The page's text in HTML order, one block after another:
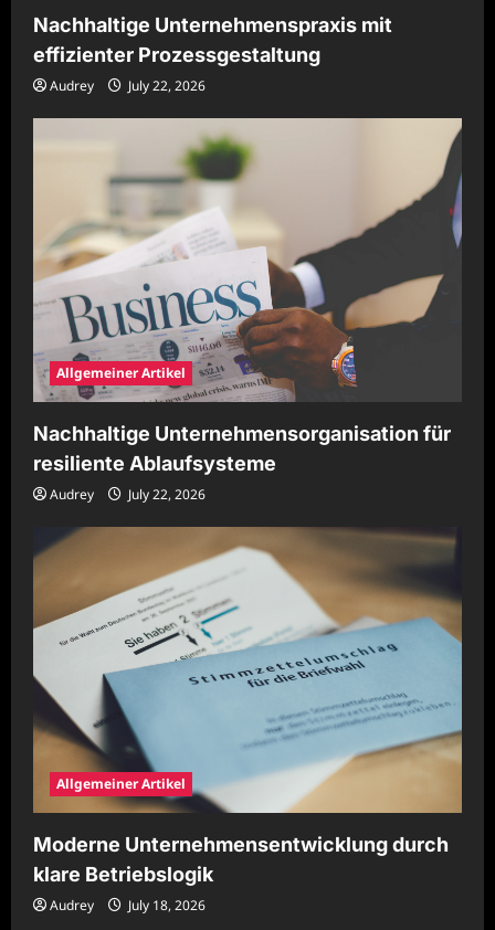
Nachhaltige Unternehmenspraxis mit
effizienter Prozessgestaltung
Audrey July 22, 2026
Allgemeiner Artikel
Nachhaltige Unternehmensorganisation für
resiliente Ablaufsysteme
Audrey July 22, 2026
Allgemeiner Artikel
Moderne Unternehmensentwicklung durch
klare Betriebslogik
Audrey July 18, 2026